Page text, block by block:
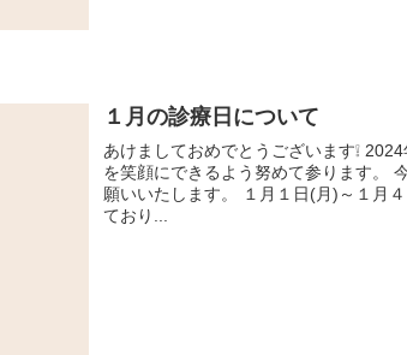
１月の診療日について
あけましておめでとうございます❕ 2024年も少しでも多くの患者さん
を笑顔にできるよう努めて参ります。 今年も当院をどうぞよろしくお
願いいたします。 １月１日(月)～１月４日(木)は年始のお休みを頂い
ており...